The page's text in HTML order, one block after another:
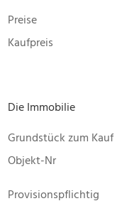
Preise
Kaufpreis
Die Immobilie
Grundstück zum Kauf
Objekt-Nr
Provisionspflichtig